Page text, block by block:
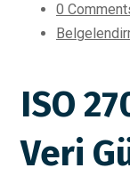
0
ISO
Veri